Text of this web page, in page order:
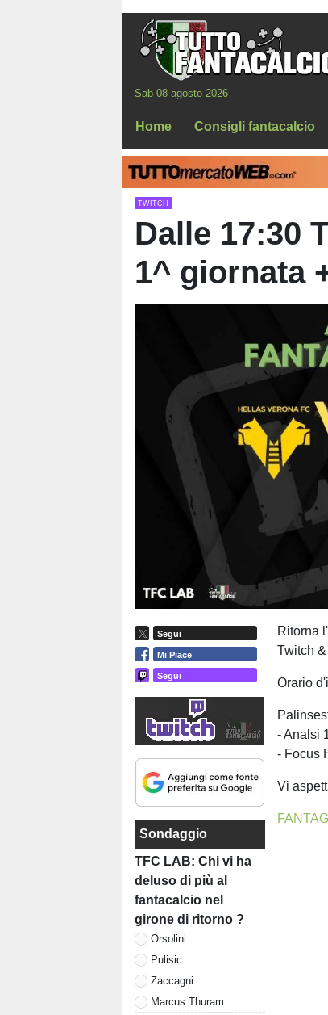
Sab 08 agosto 2026
Home Consigli fantacalcio
TWITCH
Dalle 17:30
1^ giornata
Segui
Mi Piace
Segui
Sondaggio
TFC LAB: Chi vi ha
deluso di più al
fantacalcio nel
girone di ritorno ?
Orsolini
Pulisic
Zaccagni
Marcus Thuram
Ritorna
Twitch
Orario
- Analsi
- Focus
Vi